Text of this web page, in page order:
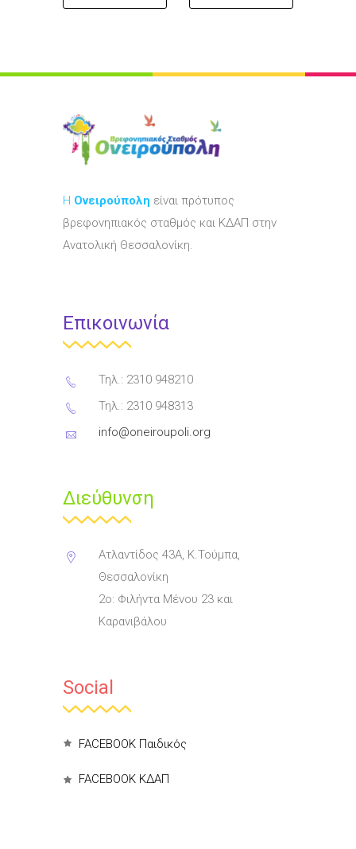
Η Ονειρούπολη είναι πρότυπος
βρεφονηπιακός σταθμός και ΚΔΑΠ στην
Ανατολική Θεσσαλονίκη.
Επικοινωνία
Τηλ.: 2310 948210
Τηλ.: 2310 948313
info@oneiroupoli.org
Διεύθυνση
Ατλαντίδος 43Α, Κ.Τούμπα,
Θεσσαλονίκη
2ο: Φιλήντα Μένου 23 και
Καρανιβάλου
Social
FACEBOOK Παιδικός
FACEBOOK ΚΔΑΠ